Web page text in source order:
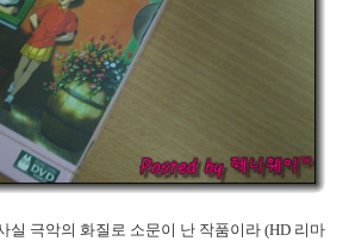
실 극악의 화질로 소문이 난 작품이라 (HD 리마